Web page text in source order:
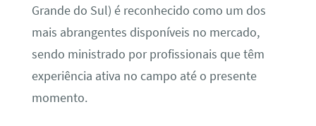
Grande do Sul) é reconhecido como um dos
mais abrangentes disponíveis no mercado,
sendo ministrado por profissionais que têm
experiência ativa no campo até o presente
momento.